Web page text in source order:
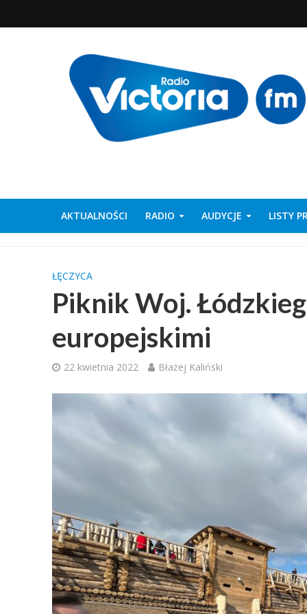
AKTUALNOŚCI RADIO AUDYCJE LISTY
ŁĘCZYCA
Piknik Woj.
europejskimi
22 kwietnia 2022 Błażej Kaliński